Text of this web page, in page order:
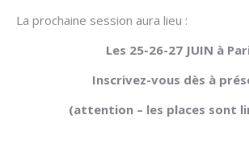
La prochaine session aura lieu :
Les 25-26-27 JUIN à
Inscrivez-vous dès à
(attention – les places sont